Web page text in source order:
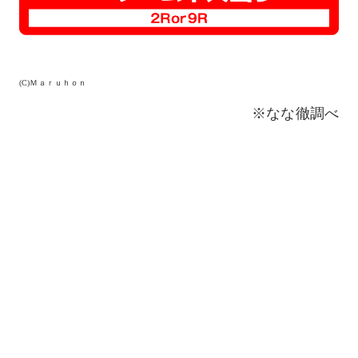
(C)Ｍａｒｕｈｏｎ
※なな徹調べ